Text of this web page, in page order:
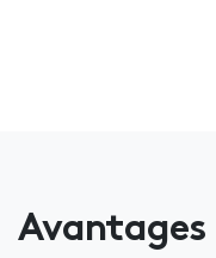
Avantages